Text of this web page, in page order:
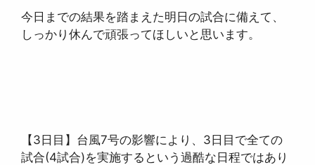
今日までの結果を踏まえた明日の試合に備えて、
しっかり休んで頑張ってほしいと思います。
【3日目】台風7号の影響により、3日目で全ての
試合(4試合)を実施するという過酷な日程ではあり